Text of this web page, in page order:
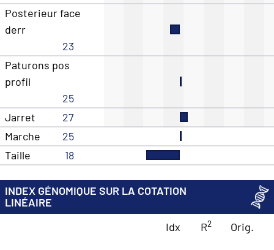
Posterieur face
derr
23
Paturons pos
profil
25
Jarret
27
Marche
25
Taille
18
INDEX GÉNOMIQUE SUR LA COTATION
LINÉAIRE
Idx
R2 Orig.